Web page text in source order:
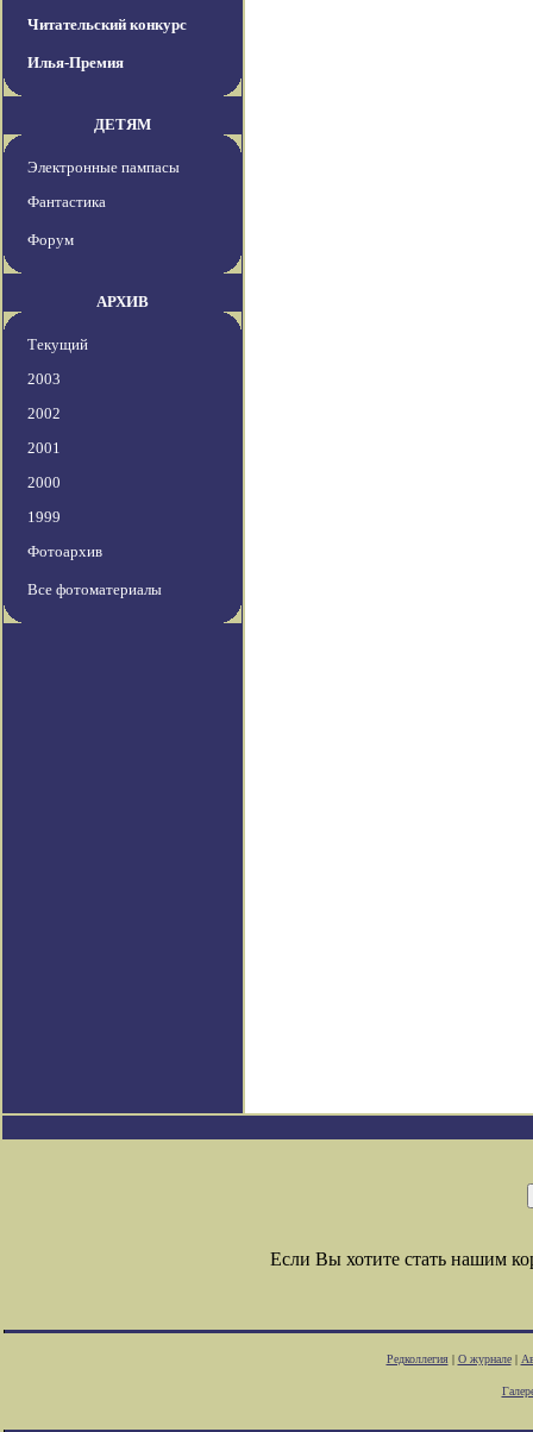
Читательский конкурс
Илья-Премия
ДЕТЯМ
Электронные пампасы
Фантастика
Форум
АРХИВ
Текущий
2003
2002
2001
2000
1999
Фотоархив
Все фотоматериалы
Если Вы хотите стать нашим
Редколлегия| О журнале|